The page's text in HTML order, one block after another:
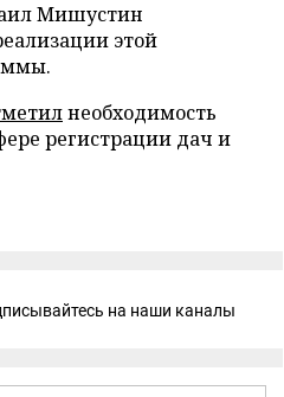
Мишустин
этой
необходимость
регистрации дач и
на наши каналы